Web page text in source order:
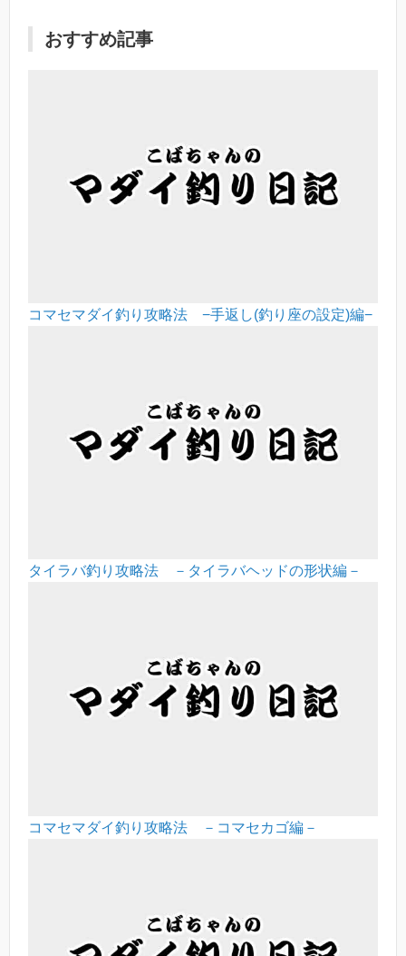
おすすめ記事
コマセマダイ釣り攻略法 −手返し(釣り座の設定)編−
タイラバ釣り攻略法 －タイラバヘッドの形状編－
コマセマダイ釣り攻略法 －コマセカゴ編－